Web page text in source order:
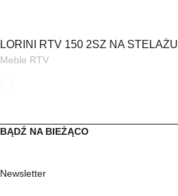
LORINI RTV 150 2SZ NA STELAŻU
Meble RTV
BĄDŹ NA BIEŻĄCO
Newsletter